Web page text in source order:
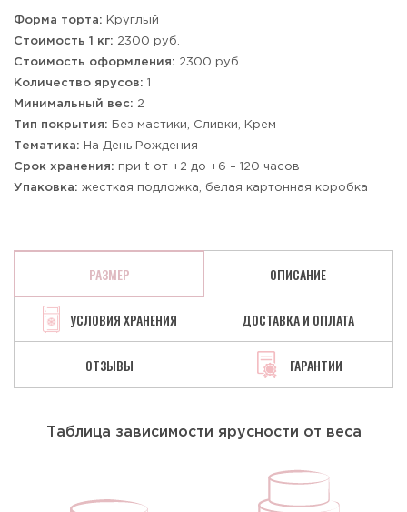
Форма торта: Круглый
Стоимость 1 кг: 2300 руб.
Стоимость оформления: 2300 руб.
Количество ярусов: 1
Минимальный вес: 2
Тип покрытия: Без мастики, Сливки, Крем
Тематика: На День Рождения
Срок хранения: при t от +2 до +6 – 120 часов
Упаковка: жесткая подложка, белая картонная коробка
РАЗМЕР ОПИСАНИЕ
УСЛОВИЯ ХРАНЕНИЯ ДОСТАВКА И ОПЛАТА
ОТЗЫВЫ ГАРАНТИИ
Таблица зависимости ярусности от веса